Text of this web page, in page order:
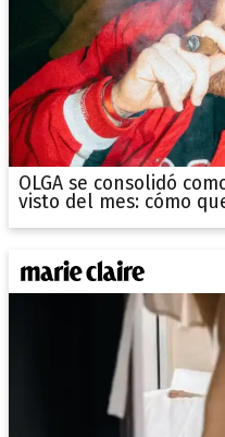
OLGA se consolidó
visto del mes: cómo